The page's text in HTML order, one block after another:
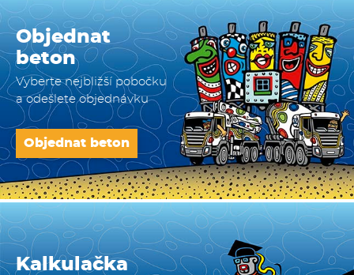
Objednat
beton
Vyberte nejbližší pobočku
a odešlete objednávku
Objednat beton
Kalkulačka